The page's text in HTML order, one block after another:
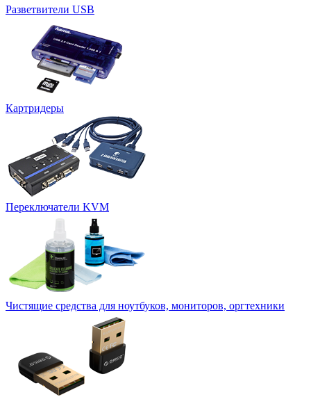
Разветвители USB
Картридеры
Переключатели KVM
Чистящие средства для ноутбуков, мониторов, оргтехники